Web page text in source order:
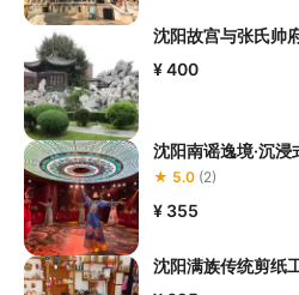
沈阳故宫与张氏帅
¥ 400
沈阳南谣逸境·沉
★ 5.0 (2)
¥ 355
沈阳满族传统剪纸